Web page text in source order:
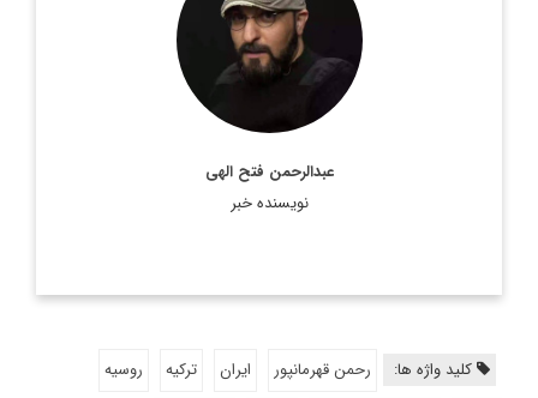
عبدالرحمن فتح الهی
نویسنده خبر
تحریریه دیپلماسی ایرانی.
اطلاعات بیشتر
کلید واژه ها: رحمن قهرمانپور ایران ترکیه
روسیه